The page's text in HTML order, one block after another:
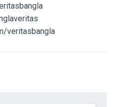
veritasbangla